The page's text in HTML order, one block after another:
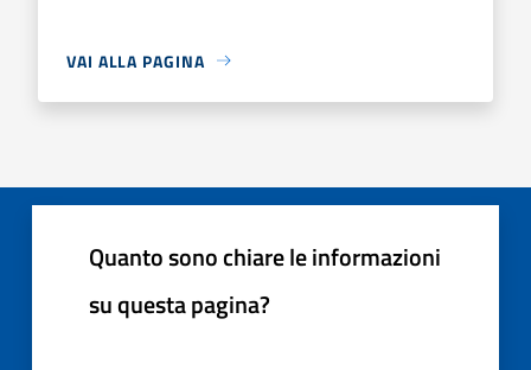
VAI ALLA PAGINA
Quanto sono chiare le informazioni
su questa pagina?